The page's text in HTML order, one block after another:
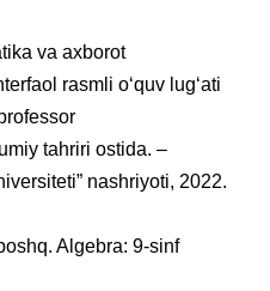
va axborot
rasmli oʻquv lugʻati
tahriri ostida. –
nashriyoti, 2022.
Algebra: 9-sinf